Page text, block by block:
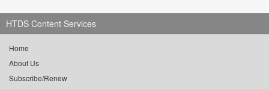
HTDS Content Services
Home
About Us
Subscribe/Renew